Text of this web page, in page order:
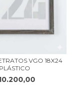
VGO 18X24
PLÁSTICO